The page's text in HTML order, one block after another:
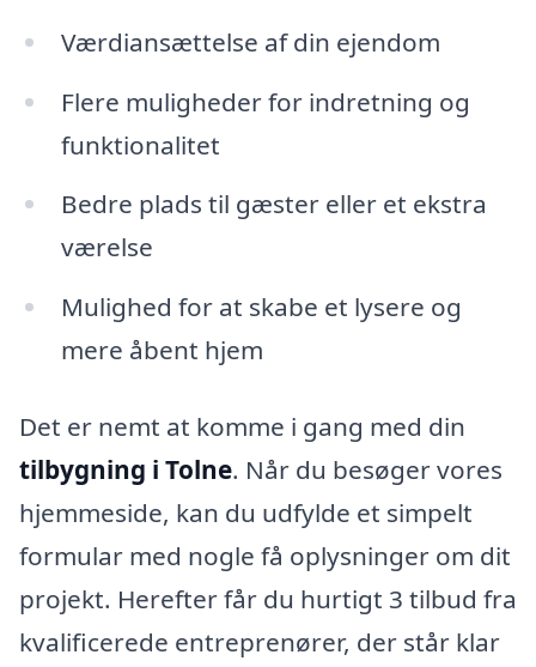
Værdiansættelse af din ejendom
Flere muligheder for indretning og
funktionalitet
Bedre plads til gæster eller et ekstra
værelse
Mulighed for at skabe et lysere og
mere åbent hjem
Det er nemt at komme i gang med din
tilbygning i Tolne. Når du besøger vores
hjemmeside, kan du udfylde et simpelt
formular med nogle få oplysninger om dit
projekt. Herefter får du hurtigt 3 tilbud fra
kvalificerede entreprenører, der står klar